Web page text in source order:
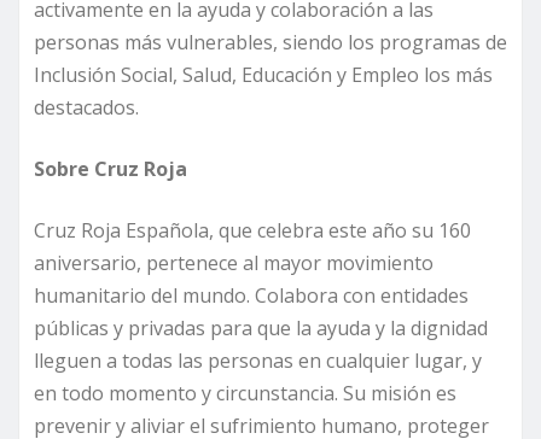
activamente en la ayuda y colaboración a las
personas más vulnerables, siendo los programas de
Inclusión Social, Salud, Educación y Empleo los más
destacados.
Sobre Cruz Roja
Cruz Roja Española, que celebra este año su 160
aniversario, pertenece al mayor movimiento
humanitario del mundo. Colabora con entidades
públicas y privadas para que la ayuda y la dignidad
lleguen a todas las personas en cualquier lugar, y
en todo momento y circunstancia. Su misión es
prevenir y aliviar el sufrimiento humano, proteger